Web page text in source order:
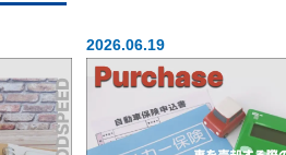
2026.06.19